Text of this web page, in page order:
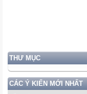
THƯ MỤC
CÁC Ý KIẾN MỚI NHẤT